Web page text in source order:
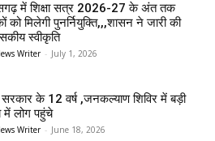
में शिक्षा सत्र 2026-27 के अंत तक
को मिलेगी पुनर्नियुक्ति,,,शासन ने जारी की
स्वीकृति
Writer - July 1, 2026
के 12 वर्ष ,जनकल्याण शिविर में बड़ी
में लोग पहुंचे
Writer - June 18, 2026